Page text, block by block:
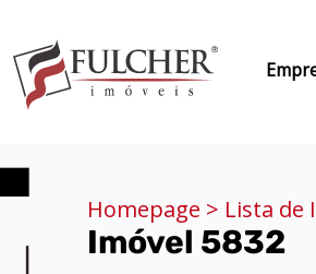
Homepage > Lista de
Imóvel 5832